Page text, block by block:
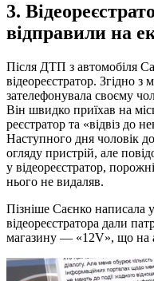
3.
відправили на
Після ДТП з автомобіля
відеореєстратор. Згідно з
зателефонувала своєму
Він швидко приїхав на
реєстратор та «відвіз до
Наступного дня чоловік
огляду пристрій, але
у відеореєстратор,
нього не видаляв.
Пізніше Саєнко написала
відеореєстратора дали
магазину — «12V», що на